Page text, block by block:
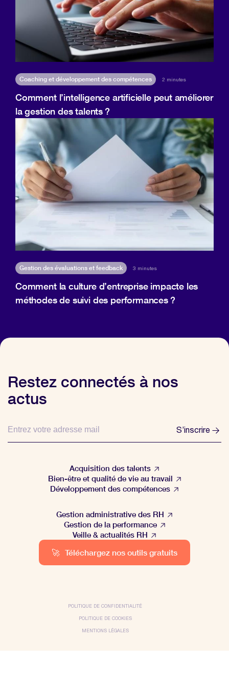
Coaching et développement des compétences 2 minutes
Comment l’intelligence artificielle peut améliorer
la gestion des talents ?
Gestion des évaluations et feedback 3 minutes
Comment la culture d’entreprise impacte les
méthodes de suivi des performances ?
Restez connectés à nos
actus
S’inscrire
Acquisition des talents
Bien-être et qualité de vie au travail
Développement des compétences
Gestion administrative des RH
Gestion de la performance
Veille & actualités RH
🚀 Téléchargez nos outils gratuits
POLITIQUE DE CONFIDENTIALITÉ
POLITIQUE DE COOKIES
MENTIONS LÉGALES